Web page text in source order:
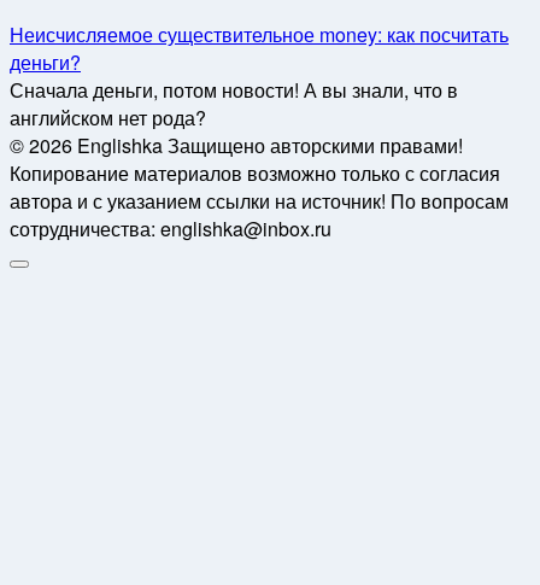
Неисчисляемое существительное money: как посчитать
деньги?
Сначала деньги, потом новости! А вы знали, что в
английском нет рода?
© 2026 Englishka Защищено авторскими правами!
Копирование материалов возможно только с согласия
автора и с указанием ссылки на источник! По вопросам
сотрудничества: englishka@inbox.ru